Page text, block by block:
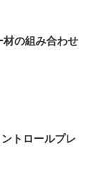
の組み合わせ
トロールプレ